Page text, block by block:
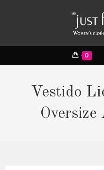
0
Vestido